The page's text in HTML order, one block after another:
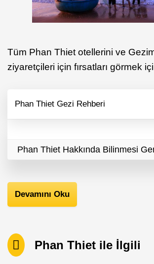
Tüm Phan Thiet otellerini ve
ziyaretçileri için fırsatları görmek
Phan Thiet Gezi Rehberi
Phan Thiet Hakkında Bilinmesi
Devamını Oku
Phan Thiet ile İlgili